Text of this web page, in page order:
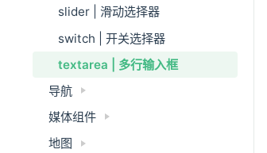
slider | 滑动选择器
switch | 开关选择器
textarea | 多行输入框
导航
媒体组件
地图